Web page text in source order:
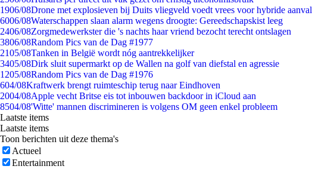
1906/08Drone met explosieven bij Duits vliegveld voedt vrees voor hybride aanval
6006/08Waterschappen slaan alarm wegens droogte: Gereedschapskist leeg
2406/08Zorgmedewerkster die 's nachts haar vriend bezocht terecht ontslagen
3806/08Random Pics van de Dag #1977
2105/08Tanken in België wordt nóg aantrekkelijker
3405/08Dirk sluit supermarkt op de Wallen na golf van diefstal en agressie
1205/08Random Pics van de Dag #1976
604/08Kraftwerk brengt ruimteschip terug naar Eindhoven
2004/08Apple vecht Britse eis tot inbouwen backdoor in iCloud aan
8504/08'Witte' mannen discrimineren is volgens OM geen enkel probleem
Laatste items
Laatste items
Toon berichten uit deze thema's
Actueel
Entertainment